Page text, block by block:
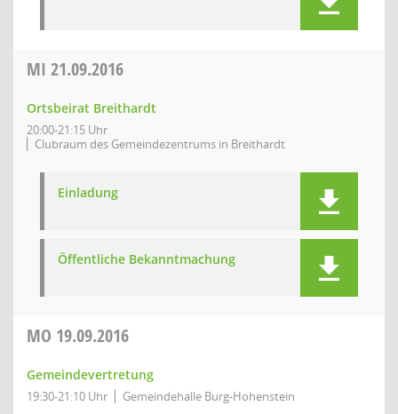
MI 21.09.2016
Ortsbeirat Breithardt
20:00-21:15 Uhr
Clubraum des Gemeindezentrums in Breithardt
Einladung
Öffentliche Bekanntmachung
MO 19.09.2016
Gemeindevertretung
19:30-21:10 Uhr Gemeindehalle Burg-Hohenstein